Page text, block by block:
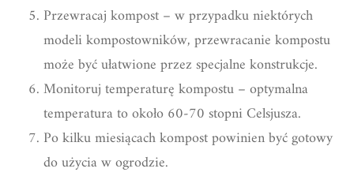
Przewracaj kompost – w przypadku niektórych
modeli kompostowników, przewracanie kompostu
może być ułatwione przez specjalne konstrukcje.
Monitoruj temperaturę kompostu – optymalna
temperatura to około 60-70 stopni Celsjusza.
Po kilku miesiącach kompost powinien być gotowy
do użycia w ogrodzie.